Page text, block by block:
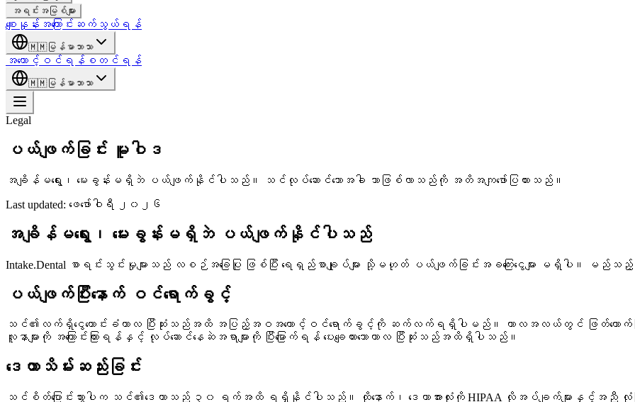
အရင်းအမြစ်များ
စျေးနှုန်း အကြောင်း ဆက်သွယ်ရန်
🇲🇲မြန်မာဘာသာ
အကောင့်ဝင်ရန် စတင်ရန်
🇲🇲မြန်မာဘာသာ
Legal
ပယ်ဖျက်ခြင်း မူဝါဒ
အချိန်မရွေး၊ မေးခွန်းမရှိဘဲ ပယ်ဖျက်နိုင်ပါသည်။ သင်လုပ်ဆောင်သောအခါ ဘာဖြစ်လာသည်ကို အတိအကျဖော်ပြထားသည်။
Last updated: ဖေဖော်ဝါရီ ၂၀၂၆
အချိန်မရွေး၊ မေးခွန်းမရှိဘဲ ပယ်ဖျက်နိုင်ပါသည်
Intake.Dental စာရင်းသွင်းမှုများသည် လစဉ်အခြေပြု ဖြစ်ပြီး ရေရှည်စာချုပ်များ သို့မဟုတ် ပယ်ဖျက်ခြင်းအခကြေးငွေများ မရှိပါ
ပယ်ဖျက်ပြီးနောက် ဝင်ရောက်ခွင့်
သင်၏လက်ရှိငွေတောင်းခံကာလ ပြီးဆုံးသည်အထိ အပြည့်အဝအကောင့်ဝင်ရောက်ခွင့်ကို ဆက်လက်ရရှိပါမည်။ ကာလအလယ်တွင် ဖြတ်တောက်ခ
လူနာများကို အကြောင်းကြားရန်နှင့် လုပ်ဆောင်နေဆဲအရာများကို ပြီးမြောက်ရန် ပေးချေထားသောကာလ ပြီးဆုံးသည်အထိရှိပါသည်။
ဒေတာသိမ်းဆည်းခြင်း
သင်စိတ်ပြောင်းသွားပါက သင်၏ဒေတာသည် ၃၀ ရက်အထိ ရရှိနိုင်ပါသည်။ ထိုနောက်၊ ဒေတာအားလုံးကို HIPAA လိုအပ်ချက်များနှင့်အညီ